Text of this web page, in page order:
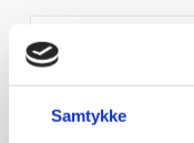
Samtykke
Hætteopvaskemaskine
Wexiodisk
med
hætteløft
Beskrivelse
Med hætteløft og
Spænding: 400V